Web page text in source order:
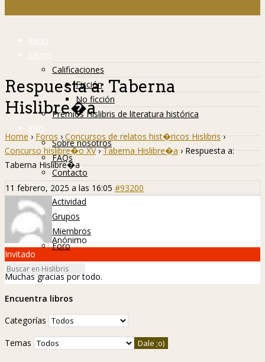
Inicio
Libros
Calificaciones
Ficción
No ficción
Premios Hislibris de literatura histórica
Info
Sobre nosotros
FAQs
Contacto
Hislibreños
Actividad
Grupos
Miembros
Foro
Respuesta a: Taberna
Hislibre�a
Home › Foros › Concursos de relatos hist�ricos Hislibris ›
Concurso hislibre�o XV › Taberna Hislibre�a › Respuesta a:
Taberna Hislibre�a
11 febrero, 2025 a las 16:05 #93200
Anónimo
Invitado
Muchas gracias por todo.
Encuentra libros
Categorías
Temas